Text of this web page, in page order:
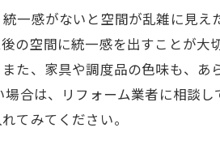
一感がないと空間が乱雑に見え
の空間に統一感を出すことが大
た、家具や調度品の色味も、あ
合は、リフォーム業者に相談
てみてください。